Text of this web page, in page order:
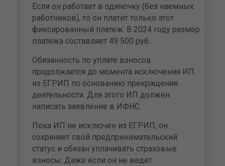
Если он работает в одиночку (без наемных
работников), то он платит только этот
фиксированный платеж. В 2024 году размер
платежа составляет 49 500 руб.
Обязанность по уплате взносов
продолжается до момента исключения ИП
из ЕГРИП по основанию прекращения
деятельности. Для этого ИП должен
написать заявление в ИФНС.
Пока ИП не исключен из ЕГРИП, он
сохраняет свой предпринимательский
статус и обязан уплачивать страховые
взносы. Даже если он не ведет